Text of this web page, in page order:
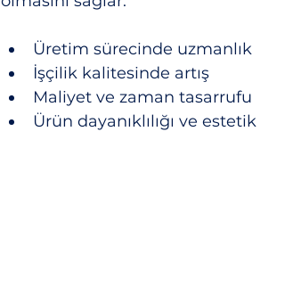
Üretim sürecinde uzmanlık
İşçilik kalitesinde artış
Maliyet ve zaman tasarrufu
Ürün dayanıklılığı ve estetik